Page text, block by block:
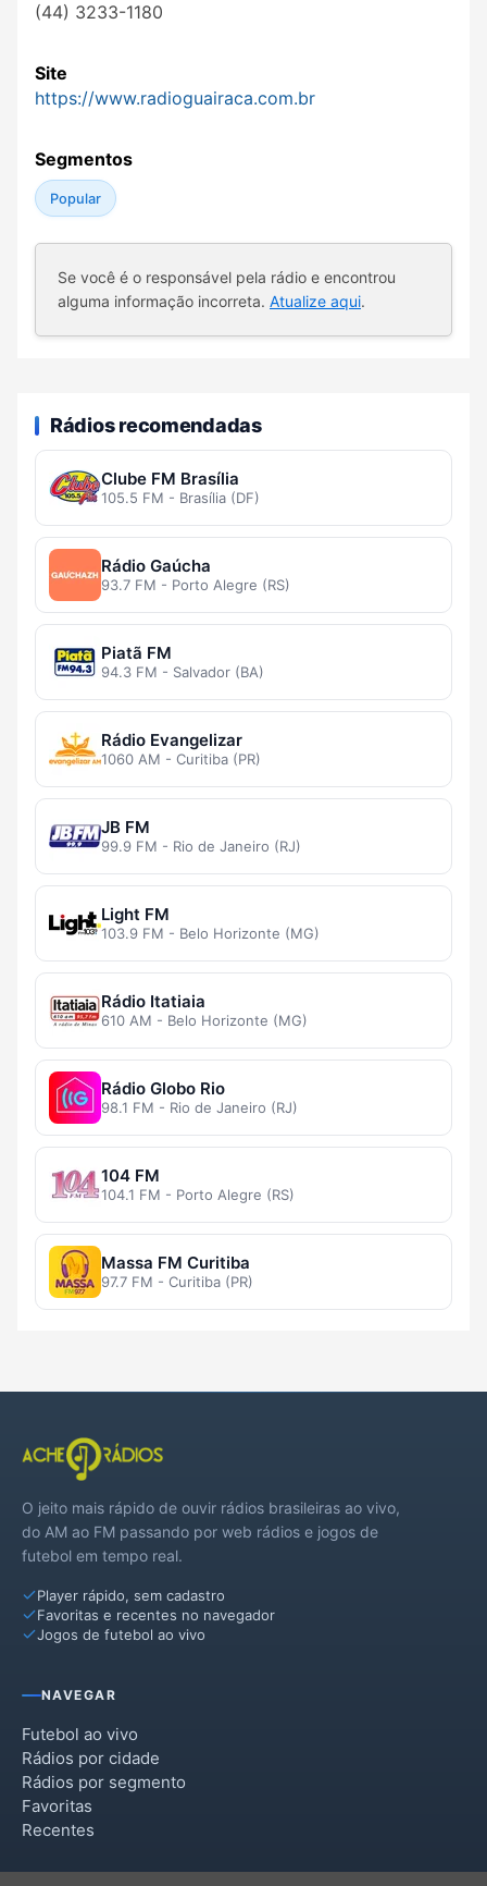
(44) 3233-1180
Site
https://www.radioguairaca.com.br
Segmentos
Popular
Se você é o responsável pela rádio e encontrou
alguma informação incorreta. Atualize aqui.
Rádios recomendadas
Clube FM Brasília
105.5 FM - Brasília (DF)
Rádio Gaúcha
93.7 FM - Porto Alegre (RS)
Piatã FM
94.3 FM - Salvador (BA)
Rádio Evangelizar
1060 AM - Curitiba (PR)
JB FM
99.9 FM - Rio de Janeiro (RJ)
Light FM
103.9 FM - Belo Horizonte (MG)
Rádio Itatiaia
610 AM - Belo Horizonte (MG)
Rádio Globo Rio
98.1 FM - Rio de Janeiro (RJ)
104 FM
104.1 FM - Porto Alegre (RS)
Massa FM Curitiba
97.7 FM - Curitiba (PR)
O jeito mais rápido de ouvir rádios brasileiras ao vivo,
do AM ao FM passando por web rádios e jogos de
futebol em tempo real.
Player rápido, sem cadastro
Favoritas e recentes no navegador
Jogos de futebol ao vivo
NAVEGAR
Futebol ao vivo
Rádios por cidade
Rádios por segmento
Favoritas
Recentes